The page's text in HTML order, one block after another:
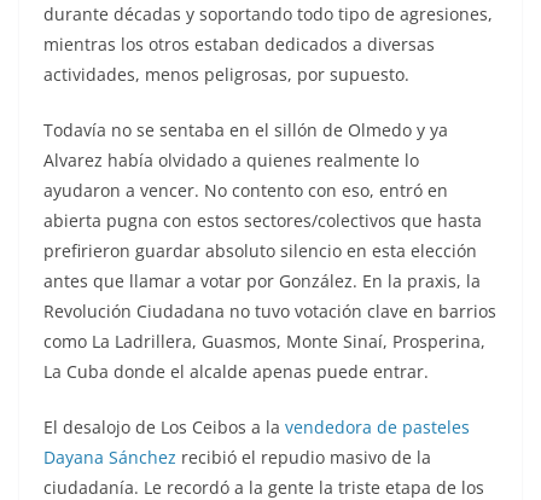
durante décadas y soportando todo tipo de agresiones,
mientras los otros estaban dedicados a diversas
actividades, menos peligrosas, por supuesto.
Todavía no se sentaba en el sillón de Olmedo y ya
Alvarez había olvidado a quienes realmente lo
ayudaron a vencer. No contento con eso, entró en
abierta pugna con estos sectores/colectivos que hasta
prefirieron guardar absoluto silencio en esta elección
antes que llamar a votar por González. En la praxis, la
Revolución Ciudadana no tuvo votación clave en barrios
como La Ladrillera, Guasmos, Monte Sinaí, Prosperina,
La Cuba donde el alcalde apenas puede entrar.
El desalojo de Los Ceibos a la vendedora de pasteles
Dayana Sánchez recibió el repudio masivo de la
ciudadanía. Le recordó a la gente la triste etapa de los